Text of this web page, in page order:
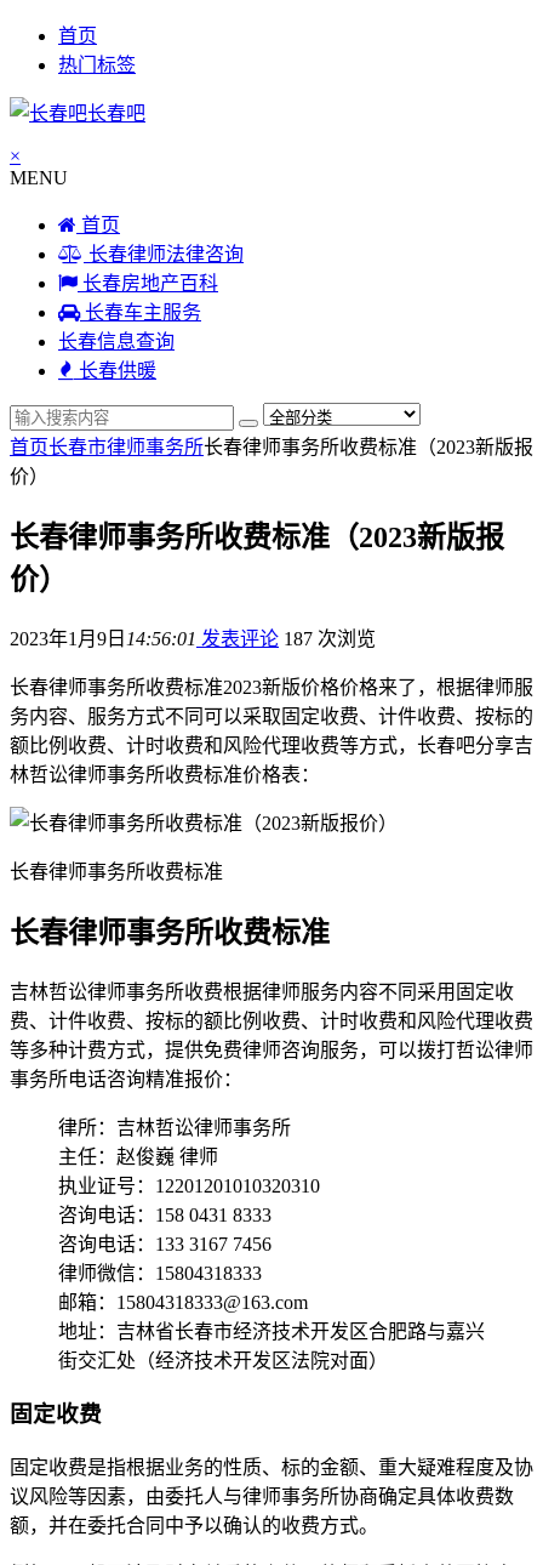
首页
热门标签
长春吧
×
MENU
首页
长春律师法律咨询
长春房地产百科
长春车主服务
长春信息查询
长春供暖
首页长春市律师事务所长春律师事务所收费标准（2023新版报
价）
长春律师事务所收费标准（2023新版报
价）
2023年1月9日 14:56:01 发表评论 187 次浏览
长春律师事务所收费标准2023新版价格价格来了，根据律师服
务内容、服务方式不同可以采取固定收费、计件收费、按标的
额比例收费、计时收费和风险代理收费等方式，长春吧分享吉
林哲讼律师事务所收费标准价格表：
长春律师事务所收费标准
长春律师事务所收费标准
吉林哲讼律师事务所收费根据律师服务内容不同采用固定收
费、计件收费、按标的额比例收费、计时收费和风险代理收费
等多种计费方式，提供免费律师咨询服务，可以拨打哲讼律师
事务所电话咨询精准报价：
律所：吉林哲讼律师事务所
主任：赵俊巍 律师
执业证号：12201201010320310
咨询电话：158 0431 8333
咨询电话：133 3167 7456
律师微信：15804318333
邮箱：15804318333@163.com
地址：吉林省长春市经济技术开发区合肥路与嘉兴
街交汇处（经济技术开发区法院对面）
固定收费
固定收费是指根据业务的性质、标的金额、重大疑难程度及协
议风险等因素，由委托人与律师事务所协商确定具体收费数
额，并在委托合同中予以确认的收费方式。